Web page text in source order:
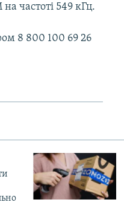
частоті 549 кГц.
8 800 100 69 26